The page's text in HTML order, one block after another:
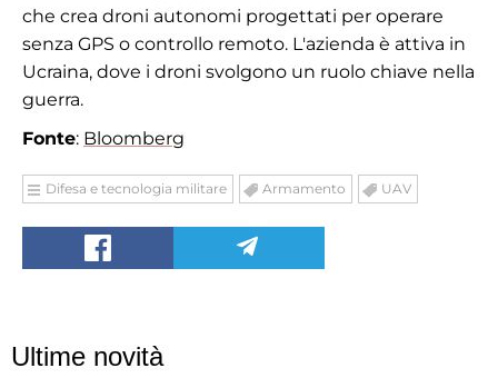
che crea droni autonomi progettati per operare
senza GPS o controllo remoto. L'azienda è attiva in
Ucraina, dove i droni svolgono un ruolo chiave nella
guerra.
Fonte: Bloomberg
Difesa e tecnologia militare Armamento UAV
Ultime novità